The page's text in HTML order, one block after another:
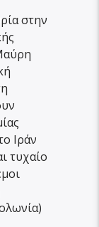
στην
Ιράν
τυχαίο